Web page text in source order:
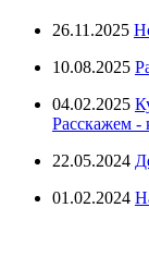
26.11.2025
10.08.2025
04.02.2025
Расскажем -
22.05.2024
01.02.2024